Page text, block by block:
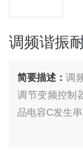
调频谐振
简要描述：调
调节变频控制
品电容C发生